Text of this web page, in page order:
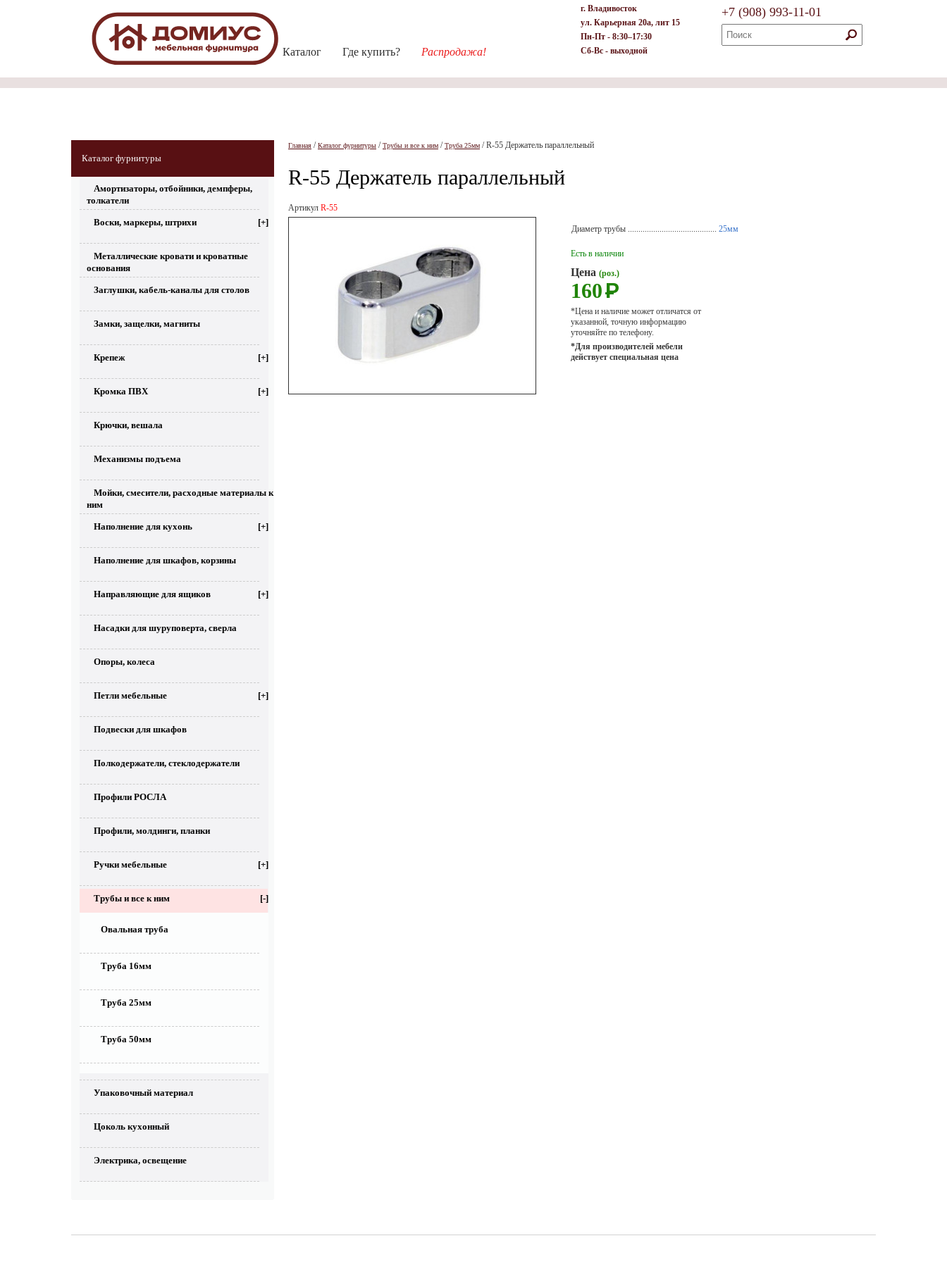
Каталог Где купить? Распродажа!
г. Владивосток
ул. Карьерная 20а, лит 15
Пн-Пт - 8:30–17:30
Сб-Вс - выходной
+7 (908) 993-11-01
Каталог фурнитуры
Амортизаторы, отбойники, демпферы,
толкатели
Воски, маркеры, штрихи [+]
Металлические кровати и кроватные
основания
Заглушки, кабель-каналы для столов
Замки, защелки, магниты
Крепеж [+]
Кромка ПВХ [+]
Крючки, вешала
Механизмы подъема
Мойки, смесители, расходные материалы к
ним
Наполнение для кухонь [+]
Наполнение для шкафов, корзины
Направляющие для ящиков [+]
Насадки для шуруповерта, сверла
Опоры, колеса
Петли мебельные [+]
Подвески для шкафов
Полкодержатели, стеклодержатели
Профили РОСЛА
Профили, молдинги, планки
Ручки мебельные [+]
Трубы и все к ним [-]
Овальная труба
Труба 16мм
Труба 25мм
Труба 50мм
Упаковочный материал
Цоколь кухонный
Электрика, освещение
Главная /Каталог фурнитуры /Трубы и все к ним /Труба 25мм /R-55 Держатель параллельный
R-55 Держатель параллельный
Артикул R-55
Диаметр трубы .......................................... 25мм
Есть в наличии
Цена (роз.)
160Р
*Цена и наличие может отличатся от
указанной, точную информацию
уточняйте по телефону.
*Для производителей мебели
действует специальная цена